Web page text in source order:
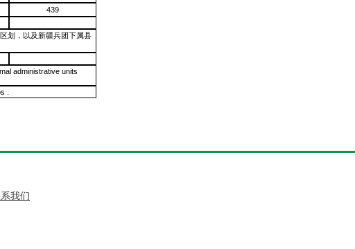
439
划，以及新疆兵团下属县
administrative units
.
我们